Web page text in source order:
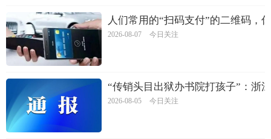
人们常用的“扫码支付”的二维码，
2026-08-07 今日关注
“传销头目出狱办书院打孩子”：浙
2026-08-05 今日关注